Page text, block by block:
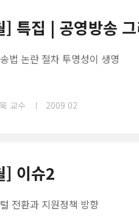
특집 | 공영방송 그
법 논란 절차 투명성이 생명
교수 2009 02
이슈2
전환과 지원정책 방향